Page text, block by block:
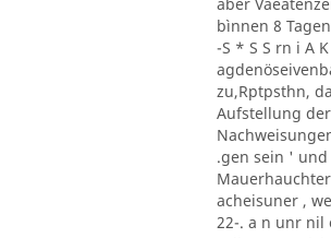
bìnnen 8
-S * S S rn i A
zu,Rptpsthn,
Aufstellung der
.gen sein ' und
acheisuner ,
22-. a n unr nil